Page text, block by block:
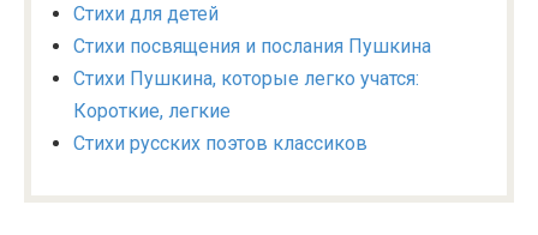
Стихи для детей
Стихи посвящения и послания Пушкина
Стихи Пушкина, которые легко учатся:
Короткие, легкие
Стихи русских поэтов классиков